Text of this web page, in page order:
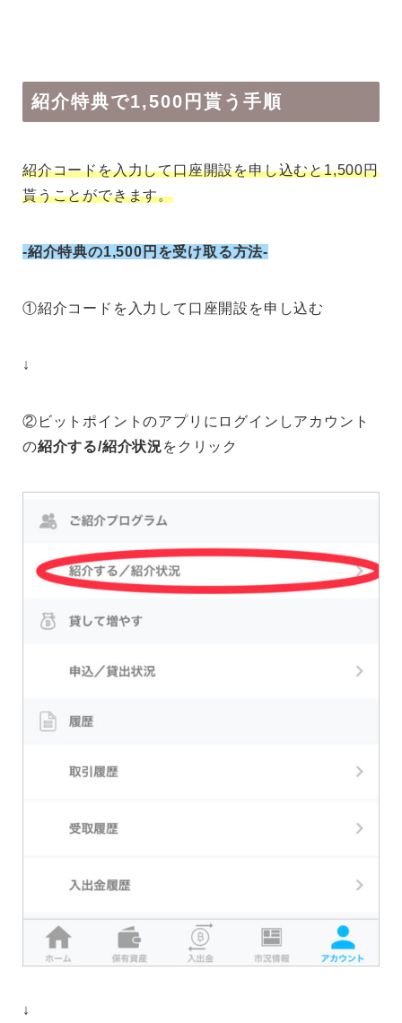
紹介特典で1,500円貰う手順
紹介コードを入力して口座開設を申し込むと1,500円
貰うことができます。
-紹介特典の1,500円を受け取る方法-
①紹介コードを入力して口座開設を申し込む
↓
②ビットポイントのアプリにログインしアカウント
の紹介する/紹介状況をクリック
↓